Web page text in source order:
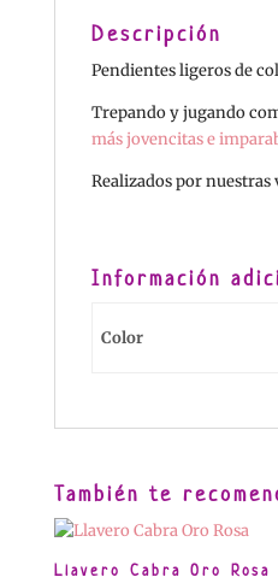
Descripción
Pendientes ligeros de
Trepando y jugando
más jovencitas e
Realizados por nuestras
Información
Color
También te
Llavero Cabra Oro Rosa